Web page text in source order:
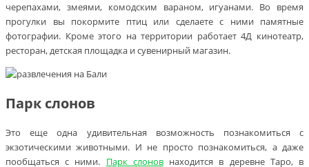
черепахами, змеями, комодским вараном, игуанами. Во время
прогулки вы покормите птиц или сделаете с ними памятные
фотографии. Кроме этого на территории работает 4Д кинотеатр,
ресторан, детская площадка и сувенирный магазин.
Парк слонов
Это еще одна удивительная возможность познакомиться с
экзотическими животными. И не просто познакомиться, а даже
пообщаться с ними. Парк слоновнаходится в деревне Таро, в